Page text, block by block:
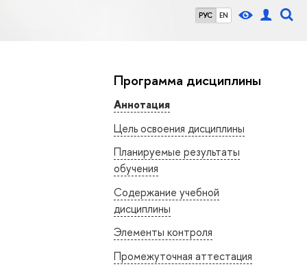
РУС EN
Программа дисциплины
Аннотация
Цель освоения дисциплины
Планируемые результаты
обучения
Содержание учебной
дисциплины
Элементы контроля
Промежуточная аттестация